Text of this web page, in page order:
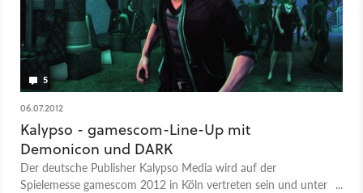
5
06.07.2012
Kalypso - gamescom-Line-Up mit
Demonicon und DARK
Der deutsche Publisher Kalypso Media wird auf der
Spielemesse gamescom 2012 in Köln vertreten sein und unter